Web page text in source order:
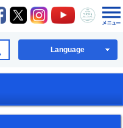
ージ
代町LINE
八千代町Facebook
八千代町X八千代町Instagram
八千代町
八千
Language